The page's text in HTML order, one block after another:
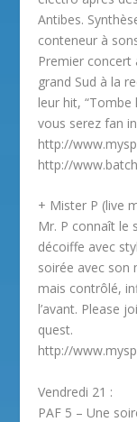
Antibes.
conteneur à
Premier concert
grand Sud à la
leur hit,
vous serez fan
http://
http://
+ Mister P (live
Mr. P connaît le
décoiffe avec
soirée avec son
mais contrôlé,
l’avant. Please
quest.
http://
Vendredi 21 :
PAF 5 – Une